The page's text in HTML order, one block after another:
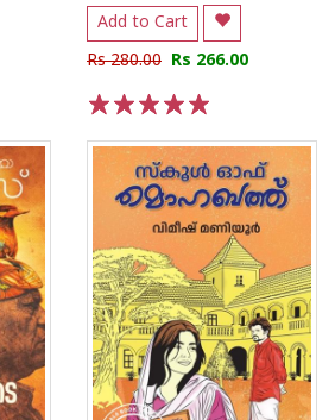
Add to Cart
Rs 280.00 Rs 266.00